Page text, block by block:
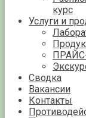
курс
Услуги и
Сводка
Вакансии
Контакты